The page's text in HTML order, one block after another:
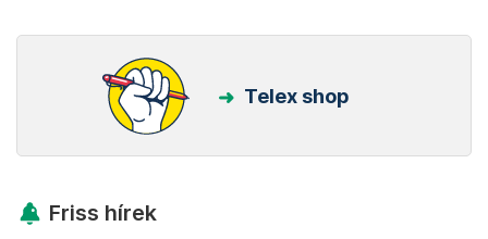
Telex shop
Friss hírek